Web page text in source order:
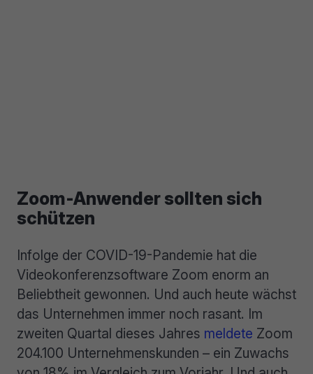
Zoom-Anwender sollten sich
schützen
Infolge der COVID-19-Pandemie hat die
Videokonferenzsoftware Zoom enorm an
Beliebtheit gewonnen. Und auch heute wächst
das Unternehmen immer noch rasant. Im
zweiten Quartal dieses Jahres meldete Zoom
204.100 Unternehmenskunden – ein Zuwachs